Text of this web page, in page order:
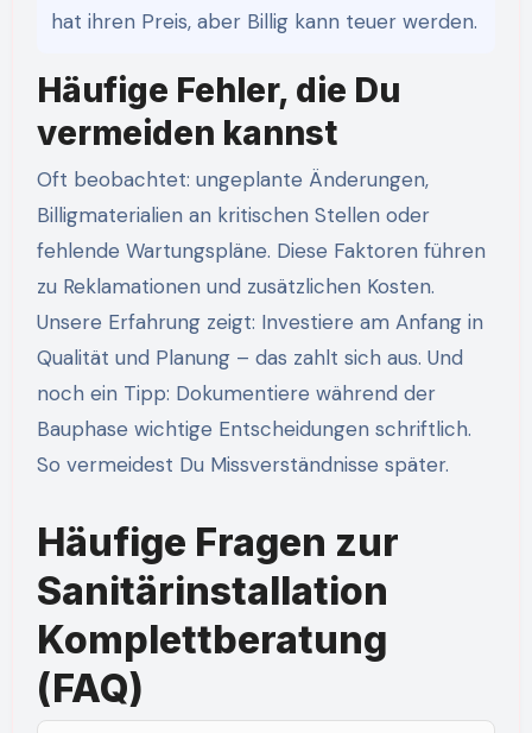
hat ihren Preis, aber Billig kann teuer werden.
Häufige Fehler, die Du
vermeiden kannst
Oft beobachtet: ungeplante Änderungen,
Billigmaterialien an kritischen Stellen oder
fehlende Wartungspläne. Diese Faktoren führen
zu Reklamationen und zusätzlichen Kosten.
Unsere Erfahrung zeigt: Investiere am Anfang in
Qualität und Planung – das zahlt sich aus. Und
noch ein Tipp: Dokumentiere während der
Bauphase wichtige Entscheidungen schriftlich.
So vermeidest Du Missverständnisse später.
Häufige Fragen zur
Sanitärinstallation
Komplettberatung
(FAQ)